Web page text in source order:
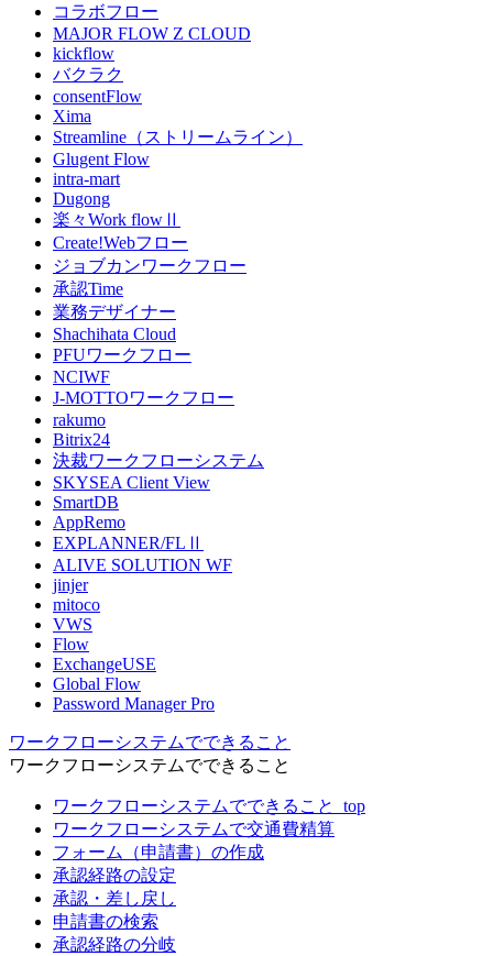
コラボフロー
MAJOR FLOW Z CLOUD
kickflow
バクラク
consentFlow
Xima
Streamline（ストリームライン）
Glugent Flow
intra-mart
Dugong
楽々Work flowⅡ
Create!Webフロー
ジョブカンワークフロー
承認Time
業務デザイナー
Shachihata Cloud
PFUワークフロー
NCIWF
J-MOTTOワークフロー
rakumo
Bitrix24
決裁ワークフローシステム
SKYSEA Client View
SmartDB
AppRemo
EXPLANNER/FLⅡ
ALIVE SOLUTION WF
jinjer
mitoco
VWS
Flow
ExchangeUSE
Global Flow
Password Manager Pro
ワークフローシステムでできること
ワークフローシステムでできること
ワークフローシステムでできること_top
ワークフローシステムで交通費精算
フォーム（申請書）の作成
承認経路の設定
承認・差し戻し
申請書の検索
承認経路の分岐